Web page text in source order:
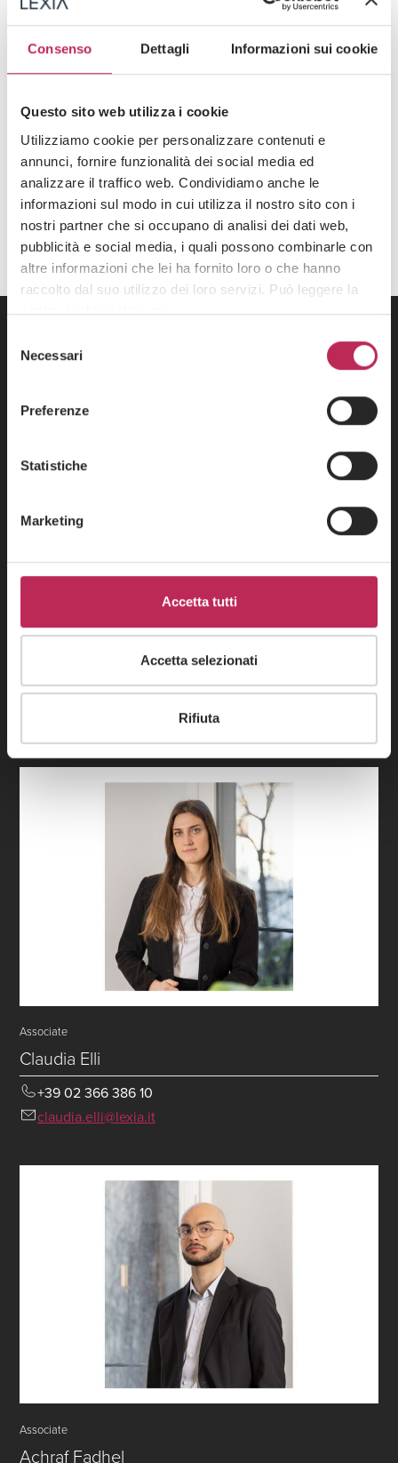
Consenso Dettagli Informazioni sui cookie
Questo sito web utilizza i cookie
Utilizziamo cookie per personalizzare contenuti e
annunci, fornire funzionalità dei social media ed
analizzare il traffico web. Condividiamo anche le
informazioni sul modo in cui utilizza il nostro sito con i
nostri partner che si occupano di analisi dei dati web,
pubblicità e social media, i quali possono combinarle con
altre informazioni che lei ha fornito loro o che hanno
raccolto dal suo utilizzo dei loro servizi. Può leggere la
nostra cookie policyqui.
Attenzione: chiudendo questo banner, cliccando in
un’area sottostante o accedendo ad un’altra pagina del
delNecessari
Preferenze
Statistiche
Marketing
Accetta tutti
Accetta selezionati
Rifiuta
Movilidad global, visado y reubicación,
Sucesiones, Familia y Sucesiones,
Buques y Aeronaves,Litigios Privados Y Derecho Penal,Derecho del Arte,
Inmobiliario y Gestión de Activos
22 de septiembre de 2025
the new division dedicated to family offices and
high-net-worth individuals
Counsel
(+39) 02 3663 8610
Associate
Claudia Elli
+39 02 366 386 10
claudia.elli@lexia.it
Associate
Achraf Fadhel